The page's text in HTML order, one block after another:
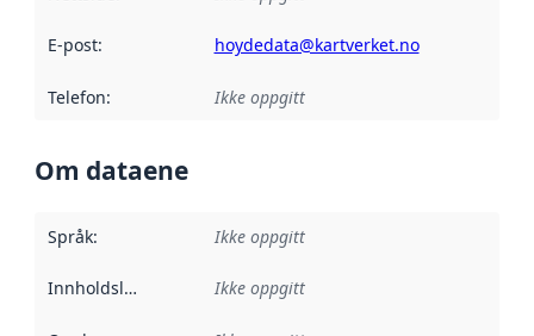
E-post: hoydedata@kartverket.no
Telefon: Ikke oppgitt
Om dataene
Språk: Ikke oppgitt
Innholdsleverandører :
Ikke oppgitt